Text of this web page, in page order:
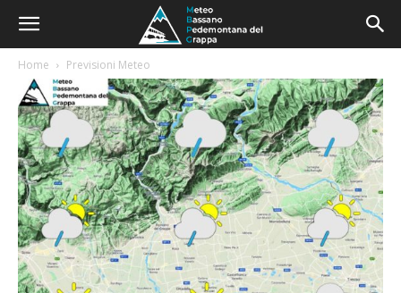
Home Previsioni Meteo